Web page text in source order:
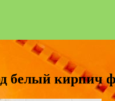
белый кирпич